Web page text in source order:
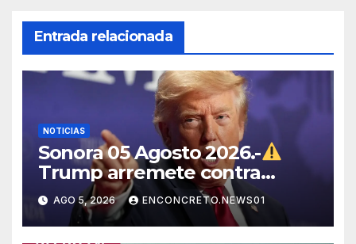
Entrada relacionada
NOTICIAS
Sonora 05 Agosto 2026.-
Trump arremete contra
México, Canadá y otras
potencias por supuestos
abusos comerciales
AGO 5, 2026 ENCONCRETO.NEWS01